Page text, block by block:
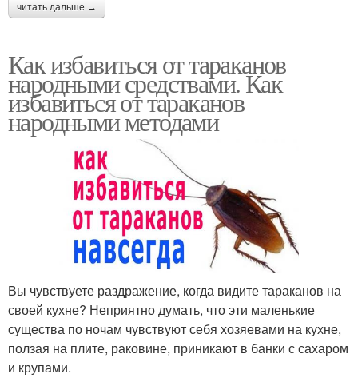
читать дальше →
Как избавиться от тараканов
народными средствами. Как
избавиться от тараканов
народными методами
Вы чувствуете раздражение, когда видите тараканов на
своей кухне? Неприятно думать, что эти маленькие
существа по ночам чувствуют себя хозяевами на кухне,
ползая на плите, раковине, приникают в банки с сахаром
и крупами.